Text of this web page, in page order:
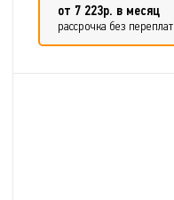
от 7 223р. в месяц
рассрочка без переплат